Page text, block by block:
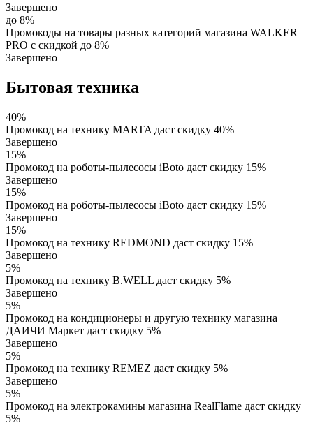
Завершено
до 8%
Промокоды на товары разных категорий магазина WALKER
PRO с скидкой до 8%
Завершено
Бытовая техника
40%
Промокод на технику MARTA даст скидку 40%
Завершено
15%
Промокод на роботы-пылесосы iBoto даст скидку 15%
Завершено
15%
Промокод на роботы-пылесосы iBoto даст скидку 15%
Завершено
15%
Промокод на технику REDMOND даст скидку 15%
Завершено
5%
Промокод на технику B.WELL даст скидку 5%
Завершено
5%
Промокод на кондиционеры и другую технику магазина
ДАИЧИ Маркет даст скидку 5%
Завершено
5%
Промокод на технику REMEZ даст скидку 5%
Завершено
5%
Промокод на электрокамины магазина RealFlame даст скидку
5%